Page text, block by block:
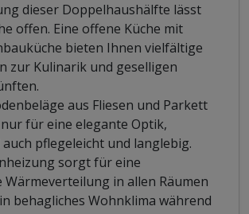
dieser Doppelhaushälfte lässt
offen. Eine offene Küche mit
bieten Ihnen vielfältige
zur Kulinarik und geselligen
aus Fliesen und Parkett
für eine elegante Optik,
pflegeleicht und langlebig.
sorgt für eine
Wärmeverteilung in allen Räumen
behagliches Wohnklima während